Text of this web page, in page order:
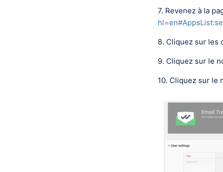
7. Revenez à la
8. Cliquez sur les
9. Cliquez sur le
10. Cliquez sur le